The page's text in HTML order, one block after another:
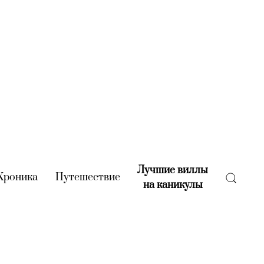
(current)
Путешествие(current)
Лучшие виллы
на каникулы(current)